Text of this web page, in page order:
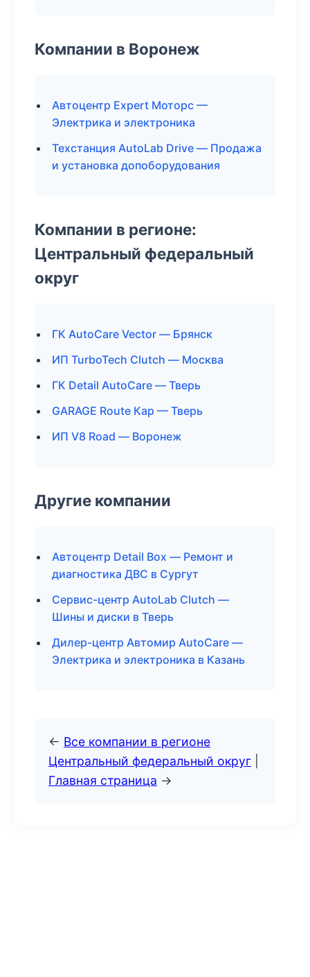
Компании в Воронеж
Автоцентр Expert Моторс —
Электрика и электроника
Техстанция AutoLab Drive — Продажа
и установка допоборудования
Компании в регионе:
Центральный федеральный
округ
ГК AutoCare Vector — Брянск
ИП TurboTech Clutch — Москва
ГК Detail AutoCare — Тверь
GARAGE Route Кар — Тверь
ИП V8 Road — Воронеж
Другие компании
Автоцентр Detail Box — Ремонт и
диагностика ДВС в Сургут
Сервис-центр AutoLab Clutch —
Шины и диски в Тверь
Дилер-центр Автомир AutoCare —
Электрика и электроника в Казань
← Все компании в регионе
Центральный федеральный округ
Главная страница →